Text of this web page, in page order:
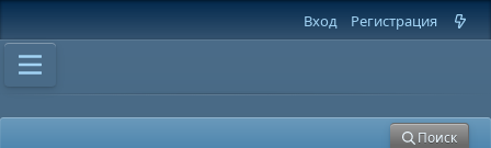
Вход Регистрация
Поиск